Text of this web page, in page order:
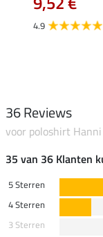
4.9
36 Reviews
voor poloshirt Hanni
35 van 36 Klanten
5 Sterren
4 Sterren
3 Sterren